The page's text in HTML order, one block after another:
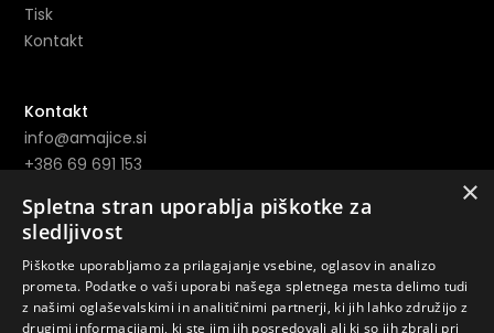
Tisk
Kontakt
Kontakt
info@amajice.si
+386 69 691 153
Povezave
Instagram ->
Youtube ->
×
Spletna stran uporablja piškotke za
sledljivost
Piškotke uporabljamo za prilagajanje vsebine, oglasov in analizo
prometa. Podatke o vaši uporabi našega spletnega mesta delimo tudi
z našimi oglaševalskimi in analitičnimi partnerji, ki jih lahko združijo z
drugimi informacijami, ki ste jim jih posredovali ali ki so jih zbrali pri